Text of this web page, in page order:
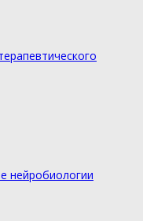
нейробиологии